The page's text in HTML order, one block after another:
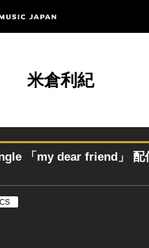
米倉利紀
「my dear friend」 配